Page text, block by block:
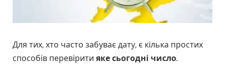
Для тих, хто часто забуває дату, є кілька простих
способів перевірити яке сьогодні число.